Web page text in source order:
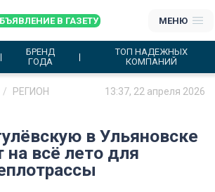
В ГАЗЕТУ МЕНЮ
БРЕНД
ГОДА
ТОП НАДЕЖНЫХ
КОМПАНИЙ
РЕГИОН 13:37, 22 апреля 2026
в Ульяновске
на всё лето для